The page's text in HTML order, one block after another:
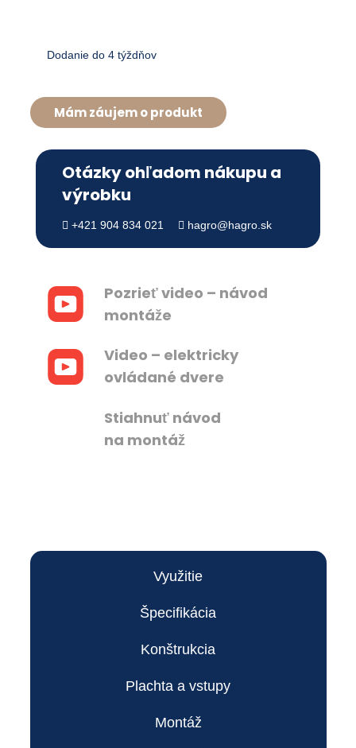
Dodanie do 4 týždňov
Mám záujem o produkt
Otázky ohľadom nákupu a
výrobku
+421 904 834 021 hagro@hagro.sk
Pozrieť video – návod
montáže
Video – elektricky
ovládané dvere
Stiahnuť návod
na montáž
Využitie
Špecifikácia
Konštrukcia
Plachta a vstupy
Montáž